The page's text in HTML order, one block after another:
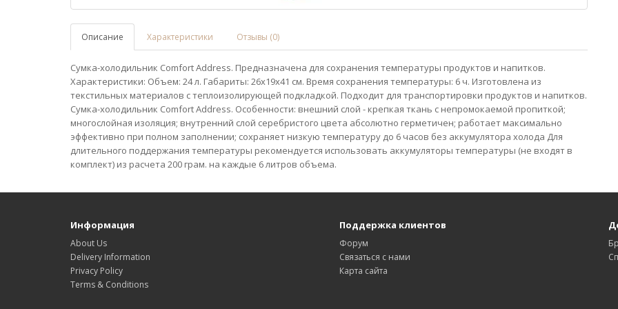
Описание Характеристики Отзывы (0)
Сумка-холодильник Comfort Address. Предназначена для сохранения температуры продуктов и напитков.
Характеристики: Объем: 24 л. Габариты: 26х19х41 см. Время сохранения температуры: 6 ч. Изготовлена из
текстильных материалов с теплоизолирующей подкладкой. Подходит для транспортировки продуктов и напитков.
Сумка-холодильник Comfort Address. Особенности: внешний слой - крепкая ткань с непромокаемой пропиткой;
многослойная изоляция; внутренний слой серебристого цвета абсолютно герметичен; работает максимально
эффективно при полном заполнении; сохраняет низкую температуру до 6 часов без аккумулятора холода Для
длительного поддержания температуры рекомендуется использовать аккумуляторы температуры (не входят в
комплект) из расчета 200 грам. на каждые 6 литров объема.
Информация
About Us
Delivery Information
Privacy Policy
Terms & Conditions
Поддержка клиентов
Форум
Связаться с нами
Карта сайта